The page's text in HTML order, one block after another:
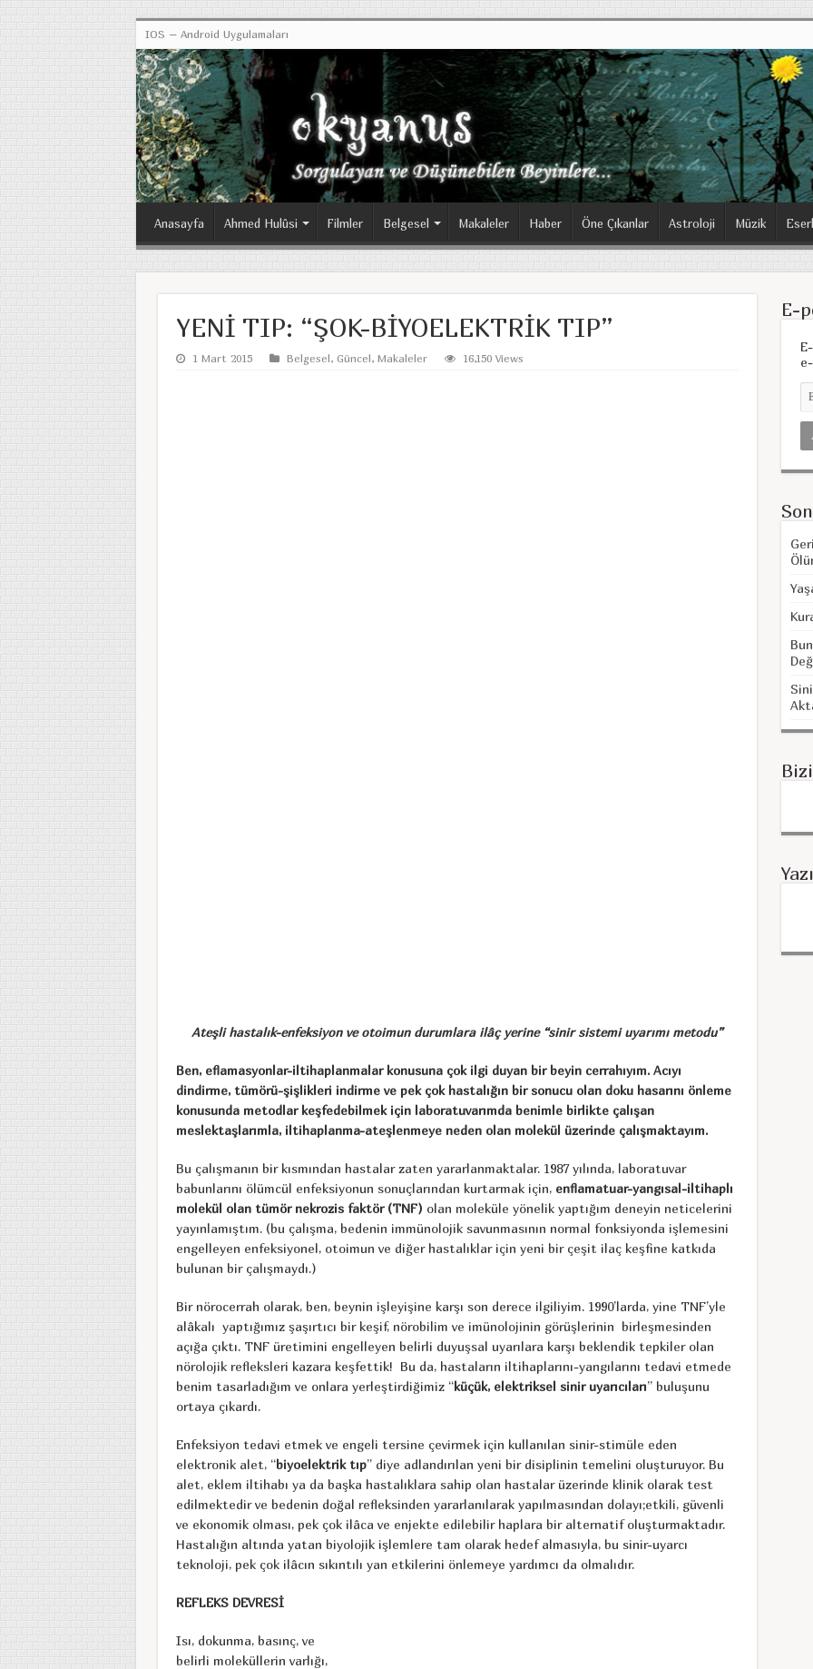
IOS – Android Uygulamaları
Anasayfa Ahmed Hulûsi Filmler Belgesel Makaleler Haber Öne Çıkanlar Astroloji Müzik
YENİ TIP: “ŞOK-BİYOELEKTRİK TIP”
1 Mart 2015 Belgesel, Güncel, Makaleler 16,150 Views
Ateşli hastalık-enfeksiyon ve otoimun durumlara ilâç yerine “sinir sistemi uyarımı metodu”
Ben, eflamasyonlar-iltihaplanmalar konusuna çok ilgi duyan bir beyin cerrahıyım. Acıyı
dindirme, tümörü-şişlikleri indirme ve pek çok hastalığın bir sonucu olan doku hasarını önleme
konusunda metodlar keşfedebilmek için laboratuvarımda benimle birlikte çalışan
meslektaşlarımla, iltihaplanma-ateşlenmeye neden olan molekül üzerinde çalışmaktayım.
Bu çalışmanın bir kısmından hastalar zaten yararlanmaktalar. 1987 yılında, laboratuvar
babunlarını ölümcül enfeksiyonun sonuçlarından kurtarmak için, enflamatuar-yangısal-iltihaplı
molekül olan tümör nekrozis faktör (TNF) olan moleküle yönelik yaptığım deneyin neticelerini
yayınlamıştım. (bu çalışma, bedenin immünolojik savunmasının normal fonksiyonda işlemesini
engelleyen enfeksiyonel, otoimun ve diğer hastalıklar için yeni bir çeşit ilaç keşfine katkıda
bulunan bir çalışmaydı.)
Bir nörocerrah olarak, ben, beynin işleyişine karşı son derece ilgiliyim. 1990’larda, yine TNF’yle
alâkalı yaptığımız şaşırtıcı bir keşif, nörobilim ve imünolojinin görüşlerinin birleşmesinden
açığa çıktı. TNF üretimini engelleyen belirli duyuşsal uyarılara karşı beklendik tepkiler olan
nörolojik refleksleri kazara keşfettik! Bu da, hastaların iltihaplarını-yangılarını tedavi etmede
benim tasarladığım ve onlara yerleştirdiğimiz “küçük, elektriksel sinir uyarıcıları” buluşunu
ortaya çıkardı.
Enfeksiyon tedavi etmek ve engeli tersine çevirmek için kullanılan sinir-stimüle eden
elektronik alet, “biyoelektrik tıp” diye adlandırılan yeni bir disiplinin temelini oluşturuyor. Bu
alet, eklem iltihabı ya da başka hastalıklara sahip olan hastalar üzerinde klinik olarak test
edilmektedir ve bedenin doğal refleksinden yararlanılarak yapılmasından dolayı;etkili, güvenli
ve ekonomik olması, pek çok ilâca ve enjekte edilebilir haplara bir alternatif oluşturmaktadır.
Hastalığın altında yatan biyolojik işlemlere tam olarak hedef almasıyla, bu sinir-uyarcı
teknoloji, pek çok ilâcın sıkıntılı yan etkilerini önlemeye yardımcı da olmalıdır.
REFLEKS DEVRESİ
Isı, dokunma, basınç, ve
belirli moleküllerin varlığı,
E-
Yazı